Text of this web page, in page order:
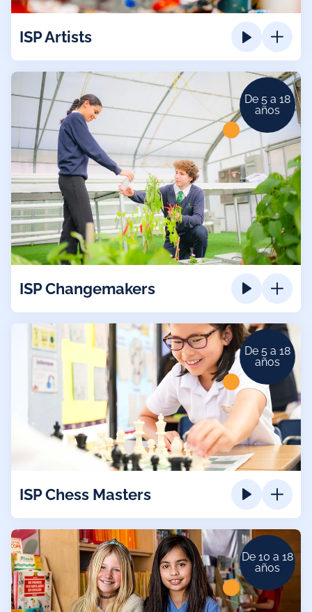
ISP Artists
De 5 a 18
años
ISP Changemakers
De 5 a 18
años
ISP Chess Masters
De 10 a 18
años